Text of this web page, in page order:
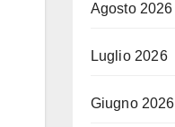
Agosto 2026
Luglio 2026
Giugno 2026